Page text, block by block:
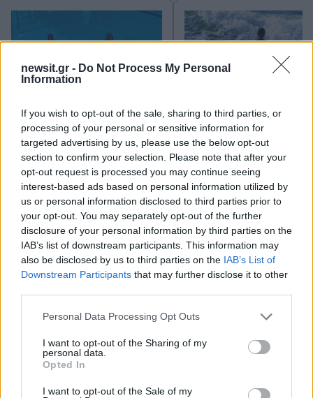
newsit.gr - Do Not Process My Personal
Information
If you wish to opt-out of the sale, sharing to third parties, or
processing of your personal or sensitive information for
targeted advertising by us, please use the below opt-out
section to confirm your selection. Please note that after your
opt-out request is processed you may continue seeing
interest-based ads based on personal information utilized by
us or personal information disclosed to third parties prior to
your opt-out. You may separately opt-out of the further
disclosure of your personal information by third parties on the
IAB’s list of downstream participants. This information may
also be disclosed by us to third parties on the IAB’s List of
Downstream Participants that may further disclose it to other
Please note that this website/app uses one or more Google
not limited to your visit or usage behaviour. You may click to
grant or deny consent to Google and its third-party tags to
use your data for below specified purposes in below Google
consent section.
Personal Data Processing Opt Outs
I want to opt-out of the Sharing of my
personal data.
Opted In
I want to opt-out of the Sale of my
Σχόλια
Σχολίασε εδώ
Κλειστό μέχρι νεοτέρας το
beach bar στην Πάρο όπου
πνίγηκε ο 4χρονος –
Απολογείται ο ιδιοκτήτης
που είχε δηλωθεί ως
ναυαγοσώστης
Εκρηκτικό κοκτέιλ
40άρια και 8 μποφόρ
συναγερμό η χώρα
φωτιές, ενισχύονται
άνεμοι τις επόμενες